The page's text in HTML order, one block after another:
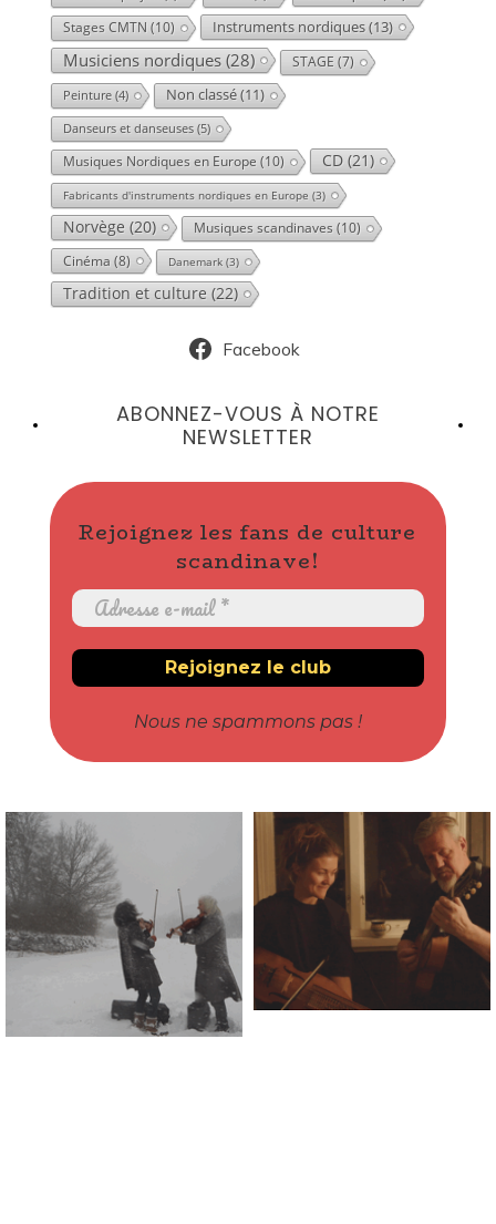
Stages CMTN (10) Instruments nordiques(13)
Musiciens nordiques(28) STAGE (7)
Peinture(4) Non classé(11)
Danseurs et danseuses(5)
Musiques Nordiques en Europe (10) CD(21)
Fabricants d'instruments nordiques en Europe (3)
Norvège (20) Musiques scandinaves (10)
Cinéma (8) Danemark(3)
Tradition et culture (22)
Facebook
ABONNEZ-VOUS À NOTRE
NEWSLETTER
Rejoignez les fans de culture
scandinave!
Nous ne spammons pas !